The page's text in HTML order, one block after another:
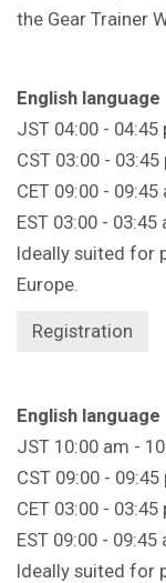
the Gear Trainer
English language
JST 04:00 - 04:45
CST 03:00 -
CET 09:00 -
EST 03:00 -
Ideally suited for
Europe.
Registration
English language
JST 10:00 am -
CST 09:00 -
CET 03:00 -
EST 09:00 -
Ideally suited for